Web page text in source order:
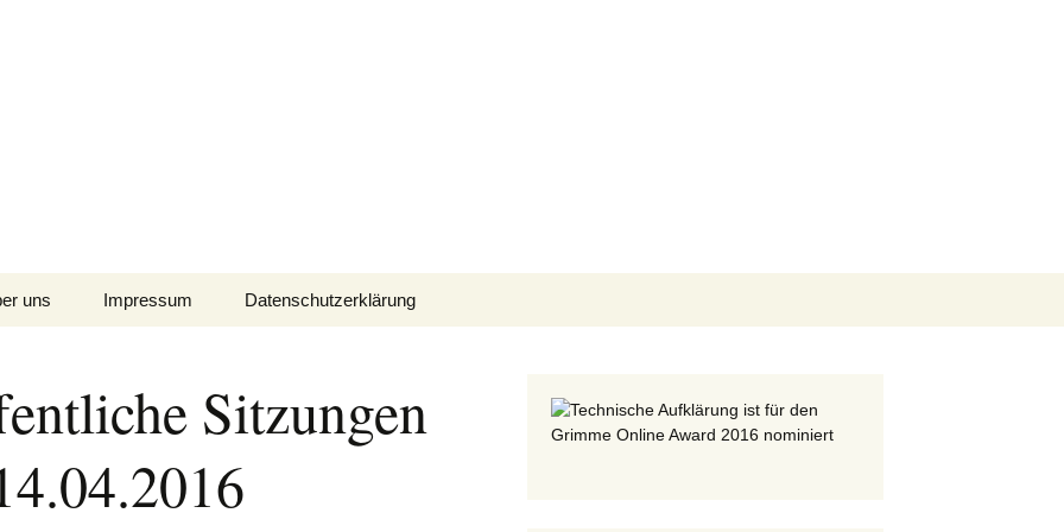
uns Impressum Datenschutzerklärung
Sitzungen